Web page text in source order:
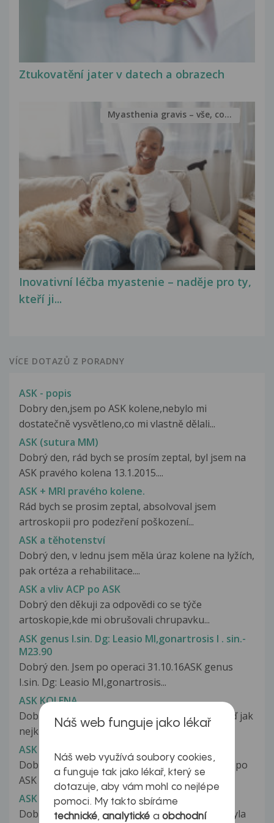
Ztukovatění jater v datech a obrazech
Inovativní léčba myastenie – naděje pro ty,
kteří ji...
Myasthenia gravis – vše, co...
VÍCE DOTAZŮ Z PORADNY
ASK - popis
Dobry den,jsem po ASK kolene,nebylo mi
dostatečně vysvětleno,co mi vlastně dělali...
ASK (sutura MM)
Dobrý den, rád bych se prosím zeptal, byl jsem na
ASK pravého kolena 13.1.2015....
ASK + MRI pravého kolene.
Rád bych se prosim zeptal, absolvoval jsem
artroskopii pro podezření poškození...
ASK a těhotenství
Dobrý den, v lednu jsem měla úraz kolene na lyžích,
pak ortéza a rehabilitace....
ASK a vliv ACP po ASK
Dobrý den děkuji za odpovědi co se týče
artoskopie,kde mi obrušovali chrupavku...
ASK genus I.sin. Dg: Leasio MI,gonartrosis I . sin.-
M23.90
Dobrý den. Jsem po operaci 31.10.16ASK genus
I.sin. Dg: Leasio MI,gonartrosis...
ASK KOLENA
Dobrý den pane doktore,prosím Vás o odpověď jak
nejkratší doba PN musí být poskytnuta...
ASK Kolena
Dobrý den,pane MUDr.Navrátile.Jsem třetí den po
ASK kolena,a začali mě studit...
ASK kolena
Dobrý den,jsem po 3 ask levého kolena.První byla
Náš web funguje jako lékař
Náš web využívá soubory cookies,
a funguje tak jako lékař, který se
dotazuje, aby vám mohl co nejlépe
pomoci. My takto sbíráme
technické,analytické a obchodní